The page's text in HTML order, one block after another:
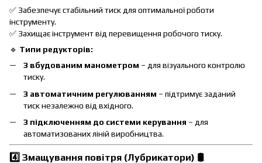
✅ Забезпечує стабільний тиск для оптимальної роботи
інструменту.
✅ Захищає інструмент від перевищення робочого тиску.
🔹 Типи редукторів:
З вбудованим манометром – для візуального контролю
тиску.
З автоматичним регулюванням – підтримує заданий
тиск незалежно від вхідного.
З підключенням до системи керування – для
автоматизованих ліній виробництва.
4️⃣ Змащування повітря (Лубрикатори) 🛢️